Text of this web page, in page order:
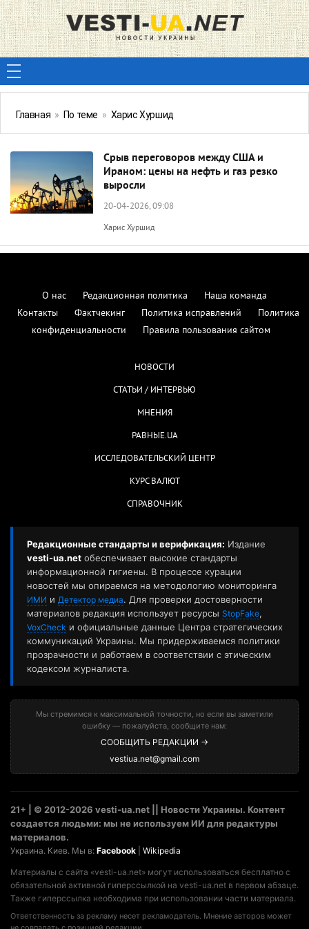
Главная » По теме » Харис Хуршид
Срыв переговоров между США и
Ираном: цены на нефть и газ резко
выросли
20-04-2026, 09:08
Харис Хуршид
О нас Редакционная политика
Наша команда
Контакты
Фактчекинг Политика исправлений
Политика
конфиденциальности
Правила пользования сайтом
НОВОСТИ
СТАТЬИ / ИНТЕРВЬЮ
МНЕНИЯ
РАВНЫЕ.UA
ИССЛЕДОВАТЕЛЬСКИЙ ЦЕНТР
КУРС ВАЛЮТ
СПРАВОЧНИК
Редакционные стандарты и верификация: Издание
vesti-ua.net обеспечивает высокие стандарты
информационной гигиены. В процессе курации
новостей мы опираемся на методологию мониторинга
ИМИ и Детектор медиа. Для проверки достоверности
материалов редакция использует ресурсы StopFake,
VoxCheck и официальные данные Центра стратегических
коммуникаций Украины. Мы придерживаемся политики
прозрачности и работаем в соответствии с этическим
кодексом журналиста.
Мы стремимся к максимальной точности, но если вы заметили
ошибку — пожалуйста, сообщите нам:
СООБЩИТЬ РЕДАКЦИИ →
vestiua.net@gmail.com
21+ | © 2012-2026 vesti-ua.net || Новости Украины. Контент
создается людьми: мы не используем ИИ для редактуры
материалов.
Украина. Киев. Мы в: Facebook Wikipedia
Материалы с сайта «vesti-ua.net» могут использоваться бесплатно с
обязательной активной гиперссылкой на vesti-ua.net в первом абзаце.
Также гиперссылка необходима при использовании части материала.
Ответственность за рекламу несет рекламодатель. Мнение авторов может